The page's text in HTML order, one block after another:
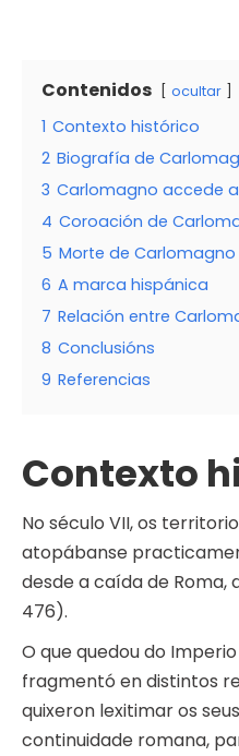
Contenidos ocultar
1 Contexto histórico
2 Biografía de
3 Carlomagno accede
4 Coroación de
5 Morte de Carlomagno
6 A marca hispánica
7 Relación entre
8 Conclusións
9 Referencias
Contexto
No século VII, os
atopábanse
desde a caída de Roma,
476).
O que quedou do
fragmentó en distintos
quixeron lexitimar os
continuidade romana,